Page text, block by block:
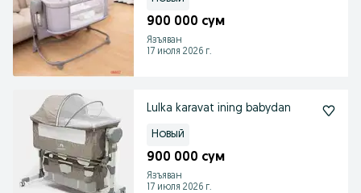
900 000 сум
Язъяван
17 июля 2026 г.
Lulka karavat ining babydan
Новый
900 000 сум
Язъяван
17 июля 2026 г.